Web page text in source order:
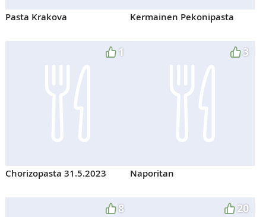
Pasta Krakova Kermainen Pekonipasta
1
Chorizopasta 31.5.2023
3
Naporitan
8 20